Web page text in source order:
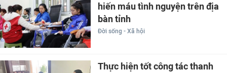
hiến máu tình nguyện trên địa
bàn tỉnh
Đời sống - Xã hội
Thực hiện tốt công tác thanh